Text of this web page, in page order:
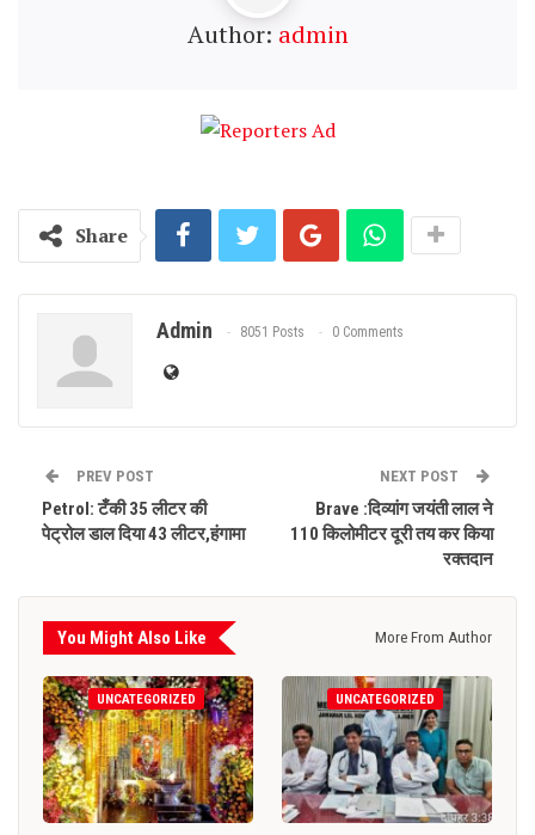
Author: admin
Share
Admin 8051 Posts 0 Comments
PREV POST
Petrol: टँकी 35 लीटर की
पेट्रोल डाल दिया 43 लीटर,हंगामा
NEXT POST
Brave :दिव्यांग जयंती लाल ने
110 किलोमीटर दूरी तय कर किया
रक्तदान
You Might Also Like More From Author
UNCATEGORIZED UNCATEGORIZED